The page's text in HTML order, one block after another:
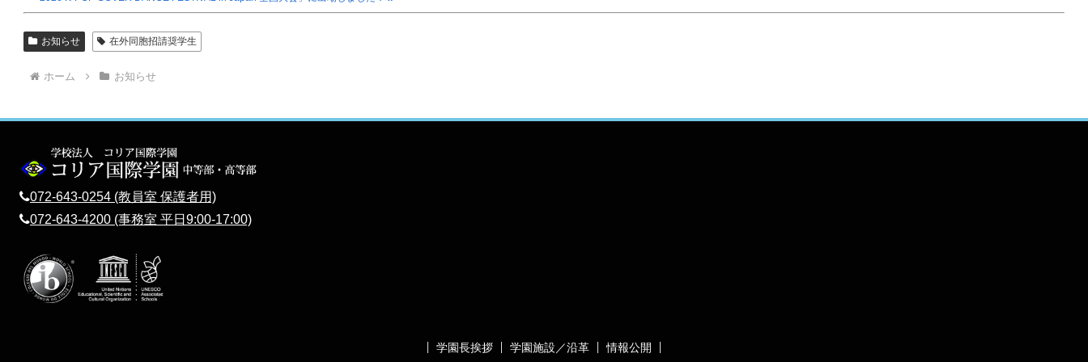
お知らせ 在外同胞招請奨学生
ホーム お知らせ
072-643-0254 (教員室 保護者用)
072-643-4200 (事務室 平日9:00-17:00)
学園長挨拶 学園施設／沿革 情報公開